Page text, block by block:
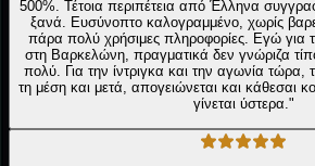
500%. Τέτοια περιπέτεια από Έλληνα
ξανά. Ευσύνοπτο καλογραμμένο, χωρίς
πάρα πολύ χρήσιμες πληροφορίες. Εγώ για
στη Βαρκελώνη, πραγματικά δεν γνώριζα
πολύ. Για την ίντριγκα και την αγωνία
τη μέση και μετά, απογειώνεται και κάθεσαι
γίνεται ύστερα."